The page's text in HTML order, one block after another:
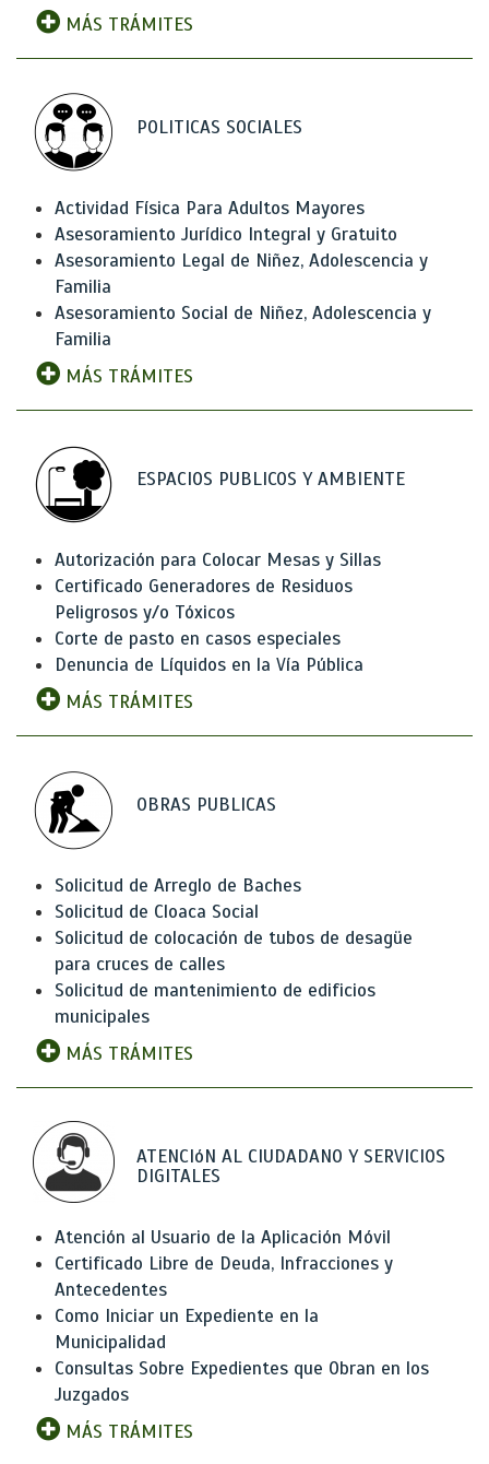
MÁS TRÁMITES
POLITICAS SOCIALES
Actividad Física Para Adultos Mayores
Asesoramiento Jurídico Integral y Gratuito
Asesoramiento Legal de Niñez, Adolescencia y
Familia
Asesoramiento Social de Niñez, Adolescencia y
Familia
MÁS TRÁMITES
ESPACIOS PUBLICOS Y AMBIENTE
Autorización para Colocar Mesas y Sillas
Certificado Generadores de Residuos
Peligrosos y/o Tóxicos
Corte de pasto en casos especiales
Denuncia de Líquidos en la Vía Pública
MÁS TRÁMITES
OBRAS PUBLICAS
Solicitud de Arreglo de Baches
Solicitud de Cloaca Social
Solicitud de colocación de tubos de desagüe
para cruces de calles
Solicitud de mantenimiento de edificios
municipales
MÁS TRÁMITES
ATENCIóN AL CIUDADANO Y SERVICIOS
DIGITALES
Atención al Usuario de la Aplicación Móvil
Certificado Libre de Deuda, Infracciones y
Antecedentes
Como Iniciar un Expediente en la
Municipalidad
Consultas Sobre Expedientes que Obran en los
Juzgados
MÁS TRÁMITES